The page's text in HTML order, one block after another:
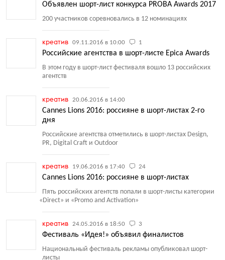
Объявлен шорт-лист конкурса PROBA Awards 2017
200 участников соревновались в 12 номинациях
креатив 09.11.2016 в 10:00 1
Российские агентства в шорт-листе Epica Awards
В этом году в шорт-лист фестиваля вошло 13 российских
агентств
креатив 20.06.2016 в 14:00
Cannes Lions 2016: россияне в шорт-листах 2-го
дня
Российские агентства отметились в шорт-листах Design,
PR, Digital Craft и Outdoor
креатив 19.06.2016 в 17:40 24
Cannes Lions 2016: россияне в шорт-листах
Пять российских агентств попали в шорт-листы категории
«Direct» и «Promo and Activation»
креатив 24.05.2016 в 18:50 3
Фестиваль «Идея!» объявил финалистов
Национальный фестиваль рекламы опубликовал шорт-
листы